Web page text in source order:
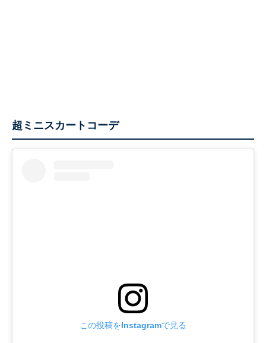
超ミニスカートコーデ
この投稿をInstagramで見る